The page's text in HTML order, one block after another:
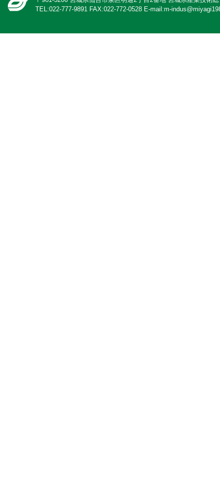
TEL:022-777-9891 FAX:022-772-0528 E-mail:m-